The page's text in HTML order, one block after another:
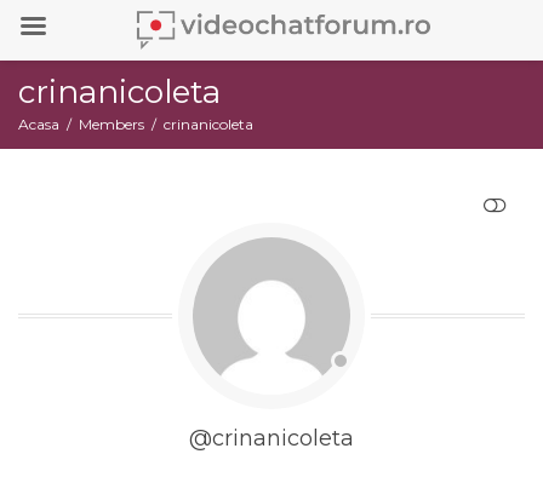
crinanicoleta
Acasa Members crinanicoleta
@crinanicoleta